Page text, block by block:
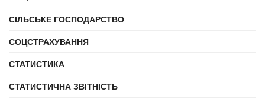
СІЛЬСЬКЕ ГОСПОДАРСТВО
СОЦСТРАХУВАННЯ
СТАТИСТИКА
СТАТИСТИЧНА ЗВІТНІСТЬ